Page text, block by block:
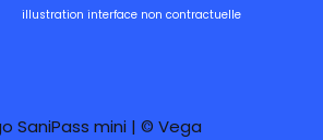
illustration interface non contractuelle